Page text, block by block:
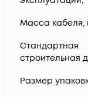
Масса кабеля,
Стандартная
строительная
Размер